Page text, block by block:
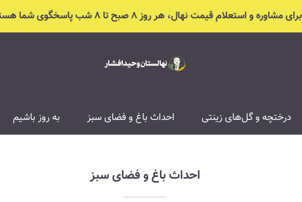
برای مشاوره و استعلام قیمت نهال، هر روز ۸ صبح تا ۸ شب پاسخگوی شما هستیم
درختچه و گل‌های زینتی احداث باغ و فضای سبز به روز باشیم
احداث باغ و فضای سبز